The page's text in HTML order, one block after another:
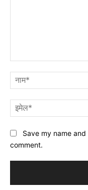
Save my name
comment.